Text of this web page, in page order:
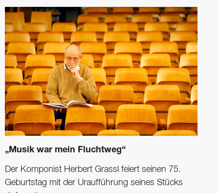
„Musik war mein Fluchtweg“
Der Komponist Herbert Grassl feiert ­seinen 75.
Geburtstag mit der Uraufführung ­seines Stücks